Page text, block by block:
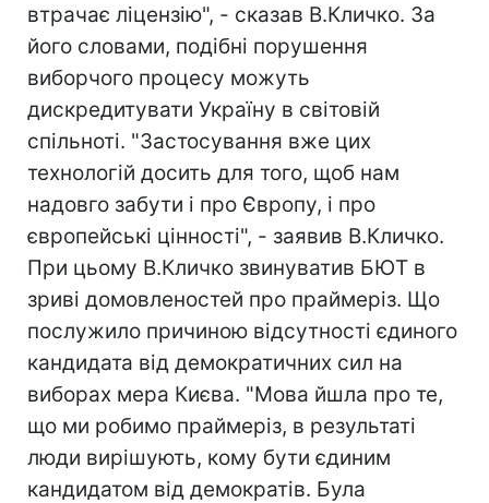
втрачає ліцензію", - сказав В.Кличко. За
його словами, подібні порушення
виборчого процесу можуть
дискредитувати Україну в світовій
спільноті. "Застосування вже цих
технологій досить для того, щоб нам
надовго забути і про Європу, і про
європейські цінності", - заявив В.Кличко.
При цьому В.Кличко звинуватив БЮТ в
зриві домовленостей про праймеріз. Що
послужило причиною відсутності єдиного
кандидата від демократичних сил на
виборах мера Києва. "Мова йшла про те,
що ми робимо праймеріз, в результаті
люди вирішують, кому бути єдиним
кандидатом від демократів. Була